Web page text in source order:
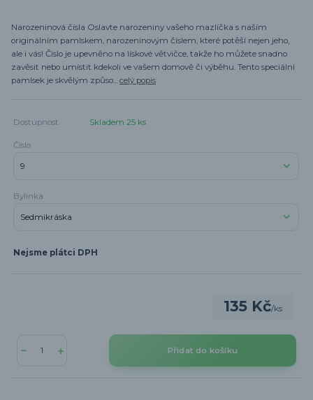
Narozeninová čísla Oslavte narozeniny vašeho mazlíčka s naším
originálním pamlskem, narozeninovým číslem, které potěší nejen jeho,
ale i vás! Číslo je upevněno na lískové větvičce, takže ho můžete snadno
zavěsit nebo umístit kdekoli ve vašem domově či výběhu. Tento speciální
pamlsek je skvělým způso... celý popis
Dostupnost Skladem 25 ks
Číslo
Bylinka
Nejsme plátci DPH
135 Kč/ks
Přidat do košíku